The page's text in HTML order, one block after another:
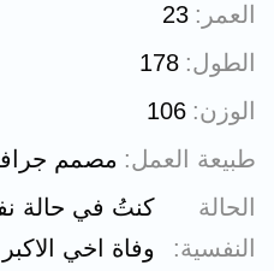
العمر
23
الطول 178
الوزن 106
طبيعة العمل
مصمم
الحالة
النفسية
كنتُ في حالة
وفاة اخي